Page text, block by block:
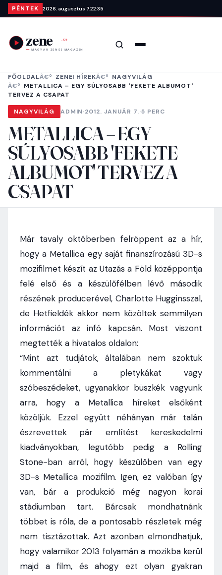
Ugrás a tartalomra
PÉNTEK 2026. augusztus 7.22:35
Keresés
FŐOLDAL ZENEI HÍREK
NAGYVILÁG
METALLICA – EGY SÚLYOSABB 'FEKETE ALBUMOT'
TERVEZ A CSAPAT
NAGYVILÁG ADMIN·2012. JANUÁR 7.·5 PERC
METALLICA – EGY
SÚLYOSABB 'FEKETE
ALBUMOT' TERVEZ A
CSAPAT
Már tavaly októberben felröppent az a hír,
hogy a Metallica egy saját finanszírozású 3D-s
mozifilmet készít az Utazás a Föld középpontja
felé első és a készülőfélben lévő második
részének producerével, Charlotte Hugginsszal,
de Hetfieldék akkor nem közöltek semmilyen
információt az infó kapcsán. Most viszont
megtették a hivatalos oldalon:
“Mint azt tudjátok, általában nem szoktuk
kommentálni a pletykákat vagy
szóbeszédeket, ugyanakkor büszkék vagyunk
arra, hogy a Metallica híreket elsőként
közöljük. Ezzel együtt néhányan már talán
észrevettek pár említést kereskedelmi
kiadványokban, legutóbb pedig a Rolling
Stone-ban arról, hogy készülőben van egy
3D-s Metallica mozifilm. Igen, ez valóban így
van, bár a produkció még nagyon korai
stádiumban tart. Bárcsak mondhatnánk
többet is róla, de a pontosabb részletek még
nem tisztázottak. Azt azonban elmondhatjuk,
hogy valamikor 2013 folyamán a mozikba kerül
majd a film, és ahogy ezt olyan gyakran